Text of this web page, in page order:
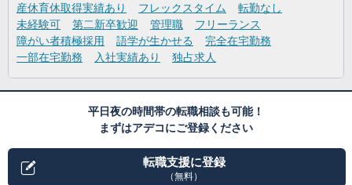
産休育休取得実績あり
フレックスタイム
転勤なし
未経験可
第二新卒歓迎 管理職
フリーランス
障がい者積極採用
語学が生かせる
完全在宅勤務
一部在宅勤務
入社実績あり 独占求人
平日夜の時間帯の転職相談も可能！
まずはアデコにご登録ください
転職支援に登録
（無料）